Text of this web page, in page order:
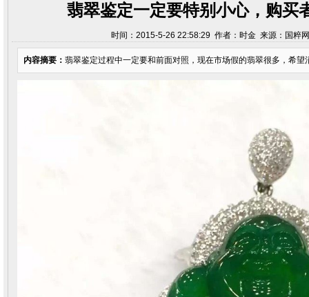
翡翠鉴定一定要特别小心，购买
时间：2015-5-26 22:58:29 作者：时金 来源：国粹
内容摘要： 翡翠鉴定过程中一定要和前面对照，现在市场假的翡翠很多，希望